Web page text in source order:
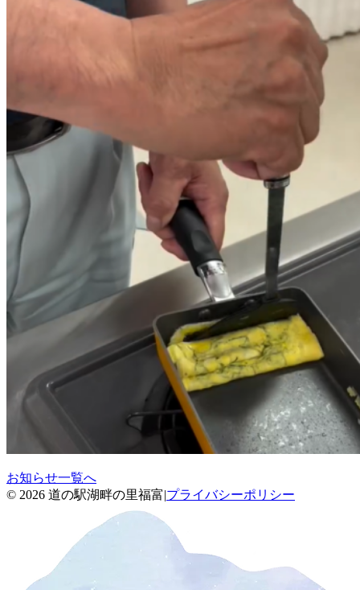
お知らせ一覧へ
© 2026 道の駅湖畔の里福富|プライバシーポリシー